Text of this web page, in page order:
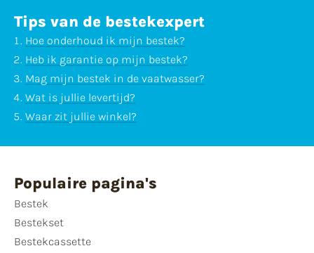
Tips van de bestekexpert
Hoe onderhoud ik mijn bestek?
Heb ik garantie op mijn bestek?
Mag mijn bestek in de vaatwasser?
Wat is jullie levertijd?
Waar zit jullie winkel?
Populaire pagina's
Bestek
Bestekset
Bestekcassette